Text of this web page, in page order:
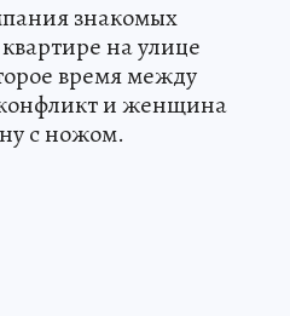
знакомых
на улице
время между
и женщина
с ножом.